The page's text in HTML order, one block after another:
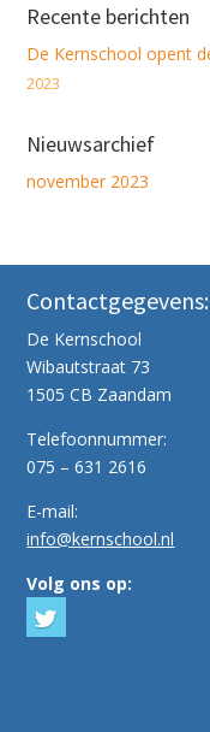
Recente berichten
De Kernschool opent
2023
Nieuwsarchief
november 2023
Contactgegevens:
De Kernschool
Wibautstraat 73
1505 CB Zaandam
Telefoonnummer:
075 – 631 2616
E-mail:
info@kernschool.nl
Volg ons op: